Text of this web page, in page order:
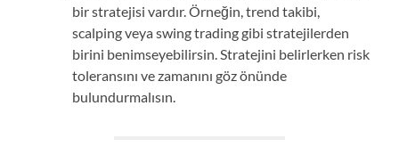
bir stratejisi vardır. Örneğin, trend takibi,
scalping veya swing trading gibi stratejilerden
birini benimseyebilirsin. Stratejini belirlerken risk
toleransını ve zamanını göz önünde
bulundurmalısın.